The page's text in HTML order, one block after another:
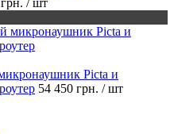
Piсta и
54 450 грн. / шт